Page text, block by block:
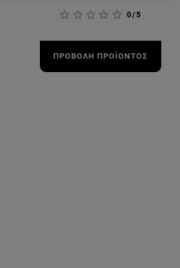
0/5
ΠΡΟΒΟΛΉ ΠΡΟΪΌΝΤΟΣ